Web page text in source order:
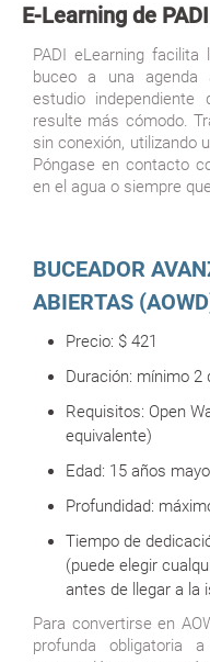
E-Learning de PADI
PADI eLearning
buceo a una agenda
estudio
resulte más cómodo.
sin conexión, utilizando
Póngase en contacto
en el agua o siempre
BUCEADOR
ABIERTAS
Precio: $ 421
Duración: mínimo 2
Requisitos: Open
equivalente)
Edad: 15 años
Profundidad:
Tiempo de
(puede elegir
antes de llegar a la
Para convertirse en
profunda obligatoria